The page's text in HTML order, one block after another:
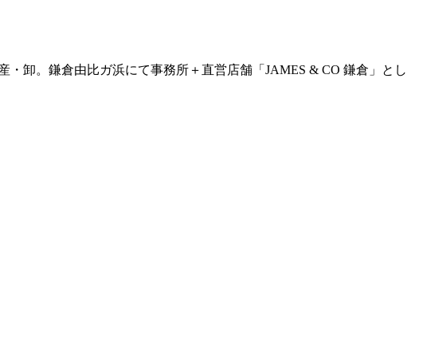
卸。鎌倉由比ガ浜にて事務所＋直営店舗「JAMES & CO 鎌倉」とし